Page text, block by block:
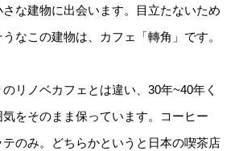
な建物に出会います。目立たないため
なこの建物は、カフェ「轉角」です。
リノベカフェとは違い、30年~40年く
をそのまま保っています。コーヒー
のみ。どちらかというと日本の喫茶店